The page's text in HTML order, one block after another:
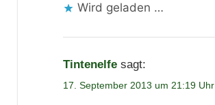
Wird geladen …
Tintenelfe sagt:
17. September 2013 um 21:19 Uhr